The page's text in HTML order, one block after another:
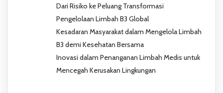
Dari Risiko ke Peluang Transformasi
Pengelolaan Limbah B3 Global
Kesadaran Masyarakat dalam Mengelola Limbah
B3 demi Kesehatan Bersama
Inovasi dalam Penanganan Limbah Medis untuk
Mencegah Kerusakan Lingkungan